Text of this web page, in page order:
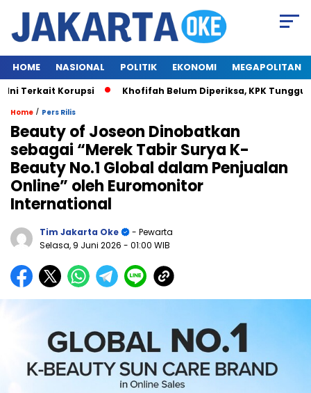
HOME NASIONAL POLITIK EKONOMI MEGAPOLITAN
Korupsi Khofifah Belum Diperiksa, KPK Tunggu
Home / Pers Rilis
Beauty of Joseon Dinobatkan
sebagai “Merek Tabir Surya K-
Beauty No.1 Global dalam Penjualan
Online” oleh Euromonitor
International
Tim Jakarta Oke
- Pewarta
Selasa, 9 Juni 2026 - 01:00 WIB